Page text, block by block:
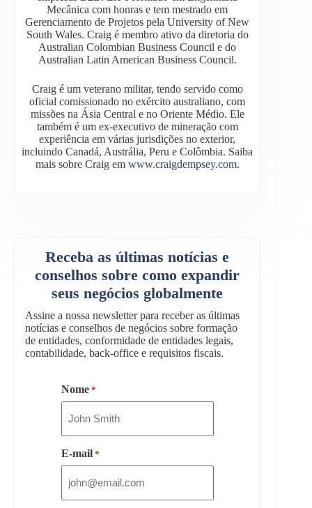
Mecânica com honras e tem mestrado em
Gerenciamento de Projetos pela University of New
South Wales. Craig é membro ativo da diretoria do
Australian Colombian Business Council e do
Australian Latin American Business Council.
Craig é um veterano militar, tendo servido como
oficial comissionado no exército australiano, com
missões na Ásia Central e no Oriente Médio. Ele
também é um ex-executivo de mineração com
experiência em várias jurisdições no exterior,
incluindo Canadá, Austrália, Peru e Colômbia. Saiba
mais sobre Craig em www.craigdempsey.com.
Receba as últimas notícias e
conselhos sobre como expandir
seus negócios globalmente
Assine a nossa newsletter para receber as últimas
notícias e conselhos de negócios sobre formação
de entidades, conformidade de entidades legais,
contabilidade, back-office e requisitos fiscais.
Nome *
E-mail *